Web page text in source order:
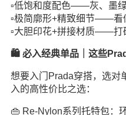
▫️低饱和度配色——灰、墨
▫️极简廓形+精致细节——看
▫️大胆印花+拼接材质——打
🛍️ 必入经典单品｜这些
想要入门Prada穿搭，选对
入的高性价比之选：
👜 Re-Nylon系列托特包：